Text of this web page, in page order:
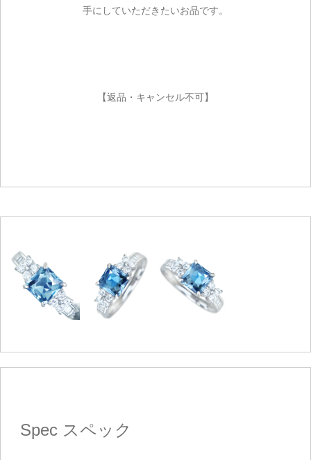
手にしていただきたいお品です。
【返品・キャンセル不可】
Spec スペック